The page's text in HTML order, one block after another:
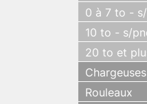
0 à 7 to -
10 to - s/
20 to et
Chargeuses
Rouleaux